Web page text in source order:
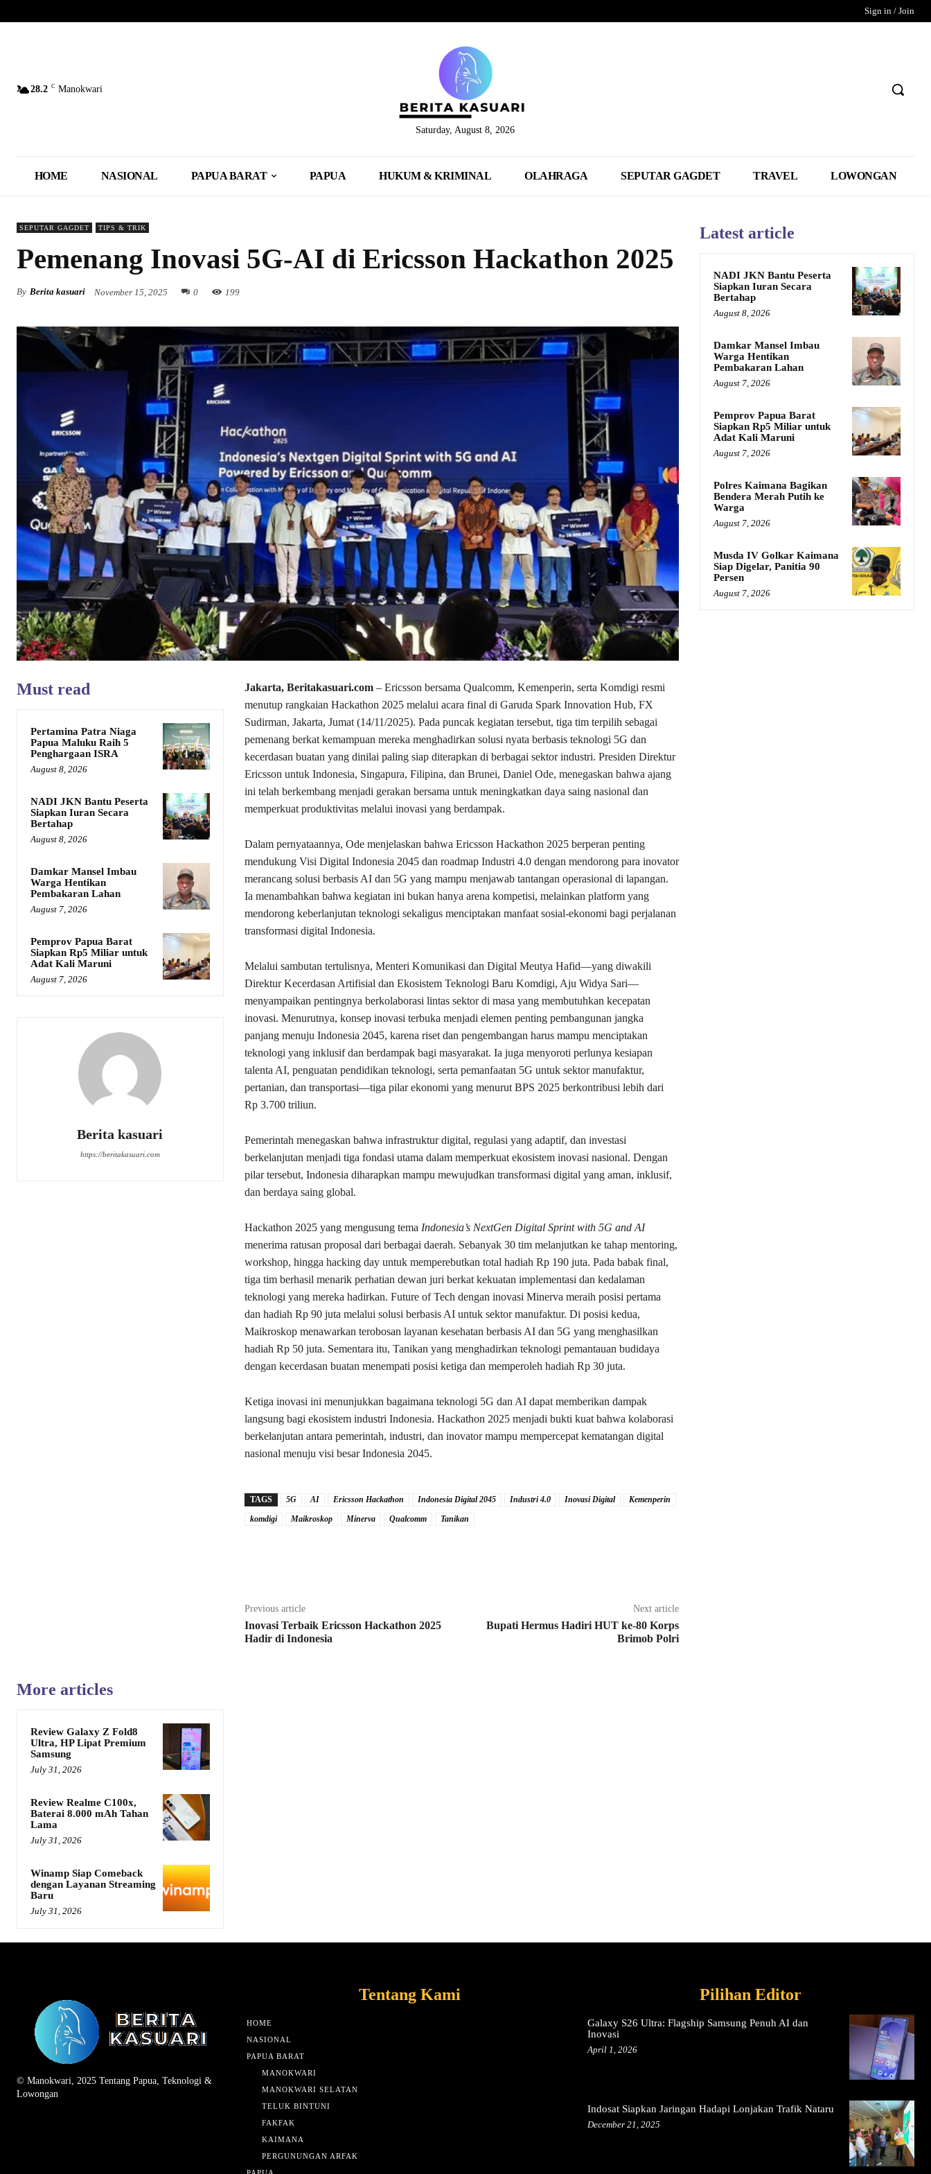
Sign in / Join
28.2 C Manokwari
Saturday, August 8, 2026
HOME NASIONAL PAPUA BARAT PAPUA HUKUM & KRIMINAL OLAHRAGA SEPUTAR GAGDET TRAVEL LOWONGAN
SEPUTAR GAGDET TIPS & TRIK
Pemenang Inovasi 5G-AI di Ericsson Hackathon 2025
By Berita kasuari November 15, 2025 0 199
Must read
Pertamina Patra Niaga
Papua Maluku Raih 5
Penghargaan ISRA
August 8, 2026
NADI JKN Bantu Peserta
Siapkan Iuran Secara
Bertahap
August 8, 2026
Damkar Mansel Imbau
Warga Hentikan
Pembakaran Lahan
August 7, 2026
Pemprov Papua Barat
Siapkan Rp5 Miliar untuk
Adat Kali Maruni
August 7, 2026
Berita kasuari
https://beritakasuari.com
Jakarta, Beritakasuari.com– Ericsson bersama Qualcomm, Kemenperin, serta Komdigi resmi
menutup rangkaian Hackathon 2025 melalui acara final di Garuda Spark Innovation Hub, FX
Sudirman, Jakarta, Jumat (14/11/2025). Pada puncak kegiatan tersebut, tiga tim terpilih sebagai
pemenang berkat kemampuan mereka menghadirkan solusi nyata berbasis teknologi 5G dan
kecerdasan buatan yang dinilai paling siap diterapkan di berbagai sektor industri. Presiden Direktur
Ericsson untuk Indonesia, Singapura, Filipina, dan Brunei, Daniel Ode, menegaskan bahwa ajang
ini telah berkembang menjadi gerakan bersama untuk meningkatkan daya saing nasional dan
memperkuat produktivitas melalui inovasi yang berdampak.
Dalam pernyataannya, Ode menjelaskan bahwa Ericsson Hackathon 2025 berperan penting
mendukung Visi Digital Indonesia 2045 dan roadmap Industri 4.0 dengan mendorong para inovator
merancang solusi berbasis AI dan 5G yang mampu menjawab tantangan operasional di lapangan.
Ia menambahkan bahwa kegiatan ini bukan hanya arena kompetisi, melainkan platform yang
mendorong keberlanjutan teknologi sekaligus menciptakan manfaat sosial-ekonomi bagi perjalanan
transformasi digital Indonesia.
Melalui sambutan tertulisnya, Menteri Komunikasi dan Digital Meutya Hafid—yang diwakili
Direktur Kecerdasan Artifisial dan Ekosistem Teknologi Baru Komdigi, Aju Widya Sari—
menyampaikan pentingnya berkolaborasi lintas sektor di masa yang membutuhkan kecepatan
inovasi. Menurutnya, konsep inovasi terbuka menjadi elemen penting pembangunan jangka
panjang menuju Indonesia 2045, karena riset dan pengembangan harus mampu menciptakan
teknologi yang inklusif dan berdampak bagi masyarakat. Ia juga menyoroti perlunya kesiapan
talenta AI, penguatan pendidikan teknologi, serta pemanfaatan 5G untuk sektor manufaktur,
pertanian, dan transportasi—tiga pilar ekonomi yang menurut BPS 2025 berkontribusi lebih dari
Rp 3.700 triliun.
Pemerintah menegaskan bahwa infrastruktur digital, regulasi yang adaptif, dan investasi
berkelanjutan menjadi tiga fondasi utama dalam memperkuat ekosistem inovasi nasional. Dengan
pilar tersebut, Indonesia diharapkan mampu mewujudkan transformasi digital yang aman, inklusif,
dan berdaya saing global.
Hackathon 2025 yang mengusung tema Indonesia’s NextGen Digital Sprint with 5G and AI
menerima ratusan proposal dari berbagai daerah. Sebanyak 30 tim melanjutkan ke tahap mentoring,
workshop, hingga hacking day untuk memperebutkan total hadiah Rp 190 juta. Pada babak final,
tiga tim berhasil menarik perhatian dewan juri berkat kekuatan implementasi dan kedalaman
teknologi yang mereka hadirkan. Future of Tech dengan inovasi Minerva meraih posisi pertama
dan hadiah Rp 90 juta melalui solusi berbasis AI untuk sektor manufaktur. Di posisi kedua,
Maikroskop menawarkan terobosan layanan kesehatan berbasis AI dan 5G yang menghasilkan
hadiah Rp 50 juta. Sementara itu, Tanikan yang menghadirkan teknologi pemantauan budidaya
dengan kecerdasan buatan menempati posisi ketiga dan memperoleh hadiah Rp 30 juta.
Ketiga inovasi ini menunjukkan bagaimana teknologi 5G dan AI dapat memberikan dampak
langsung bagi ekosistem industri Indonesia. Hackathon 2025 menjadi bukti kuat bahwa kolaborasi
berkelanjutan antara pemerintah, industri, dan inovator mampu mempercepat kematangan digital
nasional menuju visi besar Indonesia 2045.
TAGS 5G AI Ericsson Hackathon Indonesia Digital 2045 Industri 4.0 Inovasi Digital
Kemenperin
komdigi
Maikroskop Minerva Qualcomm Tanikan
Previous article
Inovasi Terbaik Ericsson Hackathon 2025
Hadir di Indonesia
Next article
Bupati Hermus Hadiri HUT ke-80 Korps
Brimob Polri
More articles
Review Galaxy Z Fold8
Ultra, HP Lipat Premium
Samsung
July 31, 2026
Review Realme C100x,
Baterai 8.000 mAh Tahan
Lama
July 31, 2026
Winamp Siap Comeback
dengan Layanan Streaming
Baru
July 31, 2026
Latest article
NADI JKN Bantu Peserta
Siapkan Iuran Secara
Bertahap
August 8, 2026
Damkar Mansel Imbau
Warga Hentikan
Pembakaran Lahan
August 7, 2026
Pemprov Papua Barat
Siapkan Rp5 Miliar untuk
Adat Kali Maruni
August 7, 2026
Polres Kaimana Bagikan
Bendera Merah Putih ke
Warga
August 7, 2026
Musda IV Golkar Kaimana
Siap Digelar, Panitia 90
Persen
August 7, 2026
© Manokwari, 2025 Tentang Papua, Teknologi &
Lowongan
Tentang Kami
HOME
NASIONAL
PAPUA BARAT
MANOKWARI
MANOKWARI SELATAN
TELUK BINTUNI
FAKFAK
KAIMANA
PERGUNUNGAN ARFAK
Pilihan Editor
Galaxy S26 Ultra: Flagship Samsung Penuh AI dan
Inovasi
April 1, 2026
Indosat Siapkan Jaringan Hadapi Lonjakan Trafik Nataru
December 21, 2025